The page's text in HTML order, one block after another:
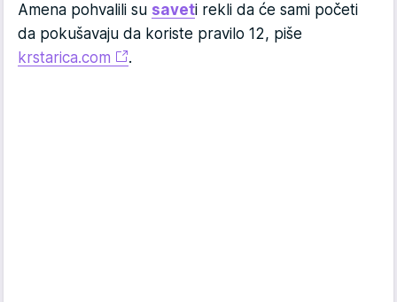
Amena pohvalili su saveti rekli da će sami početi
da pokušavaju da koriste pravilo 12, piše
krstarica.com
.